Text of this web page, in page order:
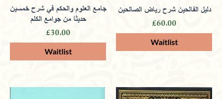
Rated
of 5
2024
Nurturing spiritual growth and
جامع العلوم والحكم في شرح خمسين
حديثا من جوامع الكلم
£30.00
دليل الفالحين شرح رياض الصالحين
£60.00